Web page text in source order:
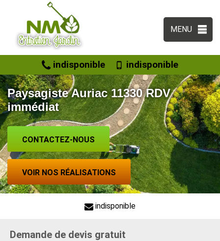
MENU
indisponible indisponible
Paysagiste Auriac 11330 RDV
immédiat
CONTACTEZ-NOUS
VOIR NOS RÉALISATIONS
indisponible
Demande de devis gratuit